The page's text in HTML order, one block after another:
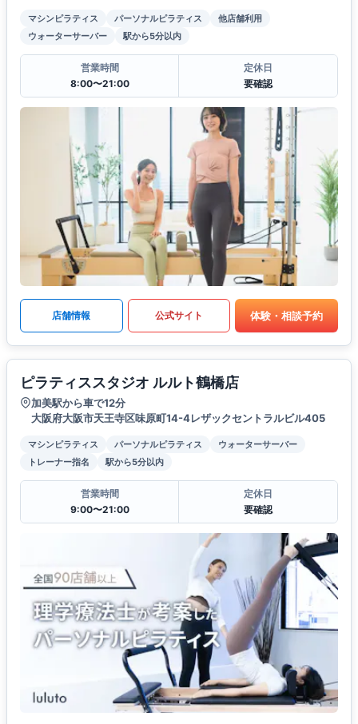
マシンピラティス パーソナルピラティス
他店舗利用
ウォーターサーバー
駅から5分以内
営業時間
8:00〜21:00
定休日
要確認
店舗情報 公式サイト 体験・相談予約
ピラティススタジオ ルルト鶴橋店
加美駅から車で12分
大阪府大阪市天王寺区味原町14-4レザックセントラルビル405
マシンピラティス パーソナルピラティス
ウォーターサーバー
トレーナー指名
駅から5分以内
営業時間
9:00〜21:00
定休日
要確認